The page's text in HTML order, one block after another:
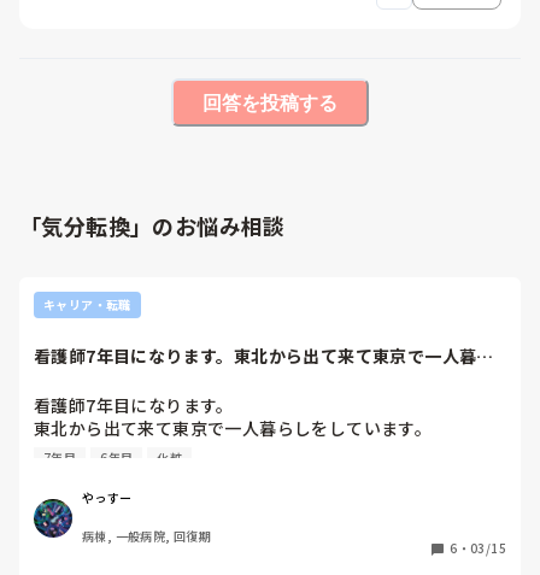
回答を投稿する
「気分転換」のお悩み相談
キャリア・転職
看護師7年目になります。東北から出て来て東京で一人暮ら
看護師7年目になります。
東北から出て来て東京で一人暮らしをしています。
棟に再就職する事になりました。
これまでの経緯としては、
新人〜3年目前半まで 精神科(正社員)
7年目 6年目 化粧
やっすー
病棟, 一般病院, 回復期
6 ・ 03/15